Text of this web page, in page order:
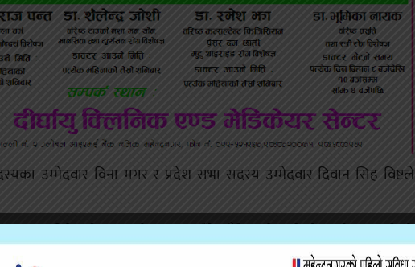
उम्मेदवार विना मगर र प्रदेश सभा सदस्य उम्मेदवार दिवान सिह विष्टले
। एमालेले उनी कारवाही फुकुवा नहुँदै काँग्रेस प्रवेश गरेको सार्वजनिक गरेको